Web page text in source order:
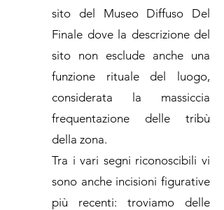
sito del Museo Diffuso Del
Finale dove la descrizione del
sito non esclude anche una
funzione rituale del luogo,
considerata la massiccia
frequentazione delle tribù
della zona.
Tra i vari segni riconoscibili vi
sono anche incisioni figurative
più recenti: troviamo delle